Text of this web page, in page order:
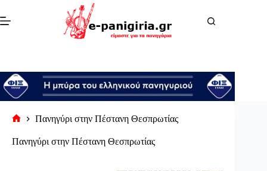
στο
περιεχόμενο
σελίδα
Πανηγύρι στην Πέστανη Θεσπρωτίας
Πανηγύρι στην Πέστανη Θεσπρωτίας